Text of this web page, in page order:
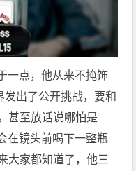
一点，他从来不掩饰
出了公开挑战，要和
甚至放话说哪怕是
在镜头前喝下一整瓶
大家都知道了，他三